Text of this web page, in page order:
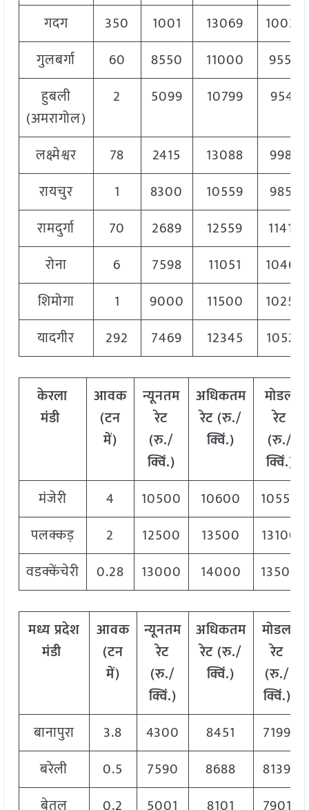
गदग 350 1001 13069
10037
गुलबर्गा
60 8550 11000
9550
हुबली
(अमरागोल)
2 5099 10799 9541
लक्ष्मेश्वर 78 2415 13088
9987
रायचुर
1 8300 10559
9859
रामदुर्गा
70 2689 12559
11412
रोना
6 7598 11051
10464
शिमोगा
1 9000 11500
10250
यादगीर
292 7469 12345 10528
केरला
मंडी
आवक
(टन
में)
न्यूनतम
रेट
(रु./
क्विं.)
अधिकतम
रेट (रु./
क्विं.)
मोडल
रेट
(रु./
क्विं.)
मंजेरी
4 10500 10600
10550
पलक्कड़
2 12500 13500
13100
वडक्केंचेरी
0.28 13000 14000 13500
मध्यप्रदेश
मंडी
आवक
(टन
में)
न्यूनतम
रेट
(रु./
क्विं.)
अधिकतम
रेट (रु./
क्विं.)
मोडल
रेट
(रु./
क्विं.)
बानापुरा
3.8 4300 8451
7199
बरेली
0.5 7590 8688
8139